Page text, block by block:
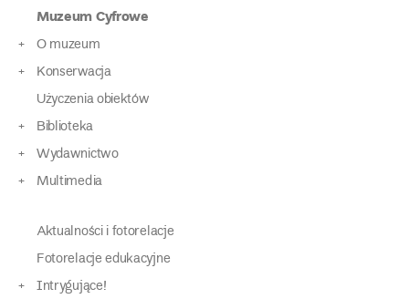
wpisach
Muzeum Cyfrowe
O muzeum
Konserwacja
Użyczenia obiektów
Biblioteka
Wydawnictwo
Multimedia
Aktualności i fotorelacje
Fotorelacje edukacyjne
Intrygujące!